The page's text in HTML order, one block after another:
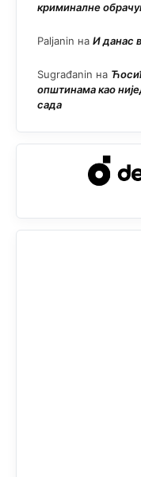
криминалне
Paljanin на И данас
Sugrađanin на
општинама као
сада